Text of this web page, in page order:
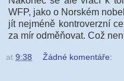
WFP, jako o Norském
jít nejméně kontroverzní
za mír odměňovat. Což
at 9:38 Žádné komentáře: